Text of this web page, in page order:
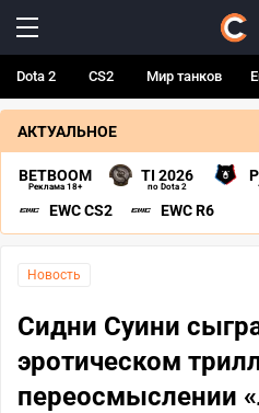
Dota 2 CS2 Мир танков
АКТУАЛЬНОЕ
BETBOOM
Реклама 18+
TI 2026
по Dota 2
EWC CS2 EWC R6
Новость
Сидни Суини
эротическом
переосмыслении